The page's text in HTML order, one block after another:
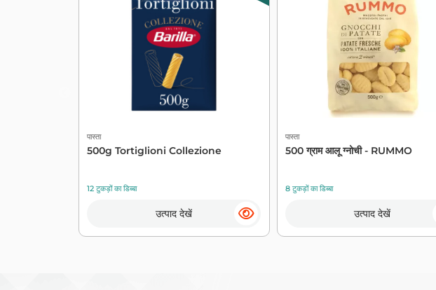
पास्ता
500g Tortiglioni Collezione
12 टुकड़ों का डिब्बा
उत्पाद देखें
पास्ता
500 ग्राम आलू ग्नोची - RUMMO
8 टुकड़ों का डिब्बा
उत्पाद देखें